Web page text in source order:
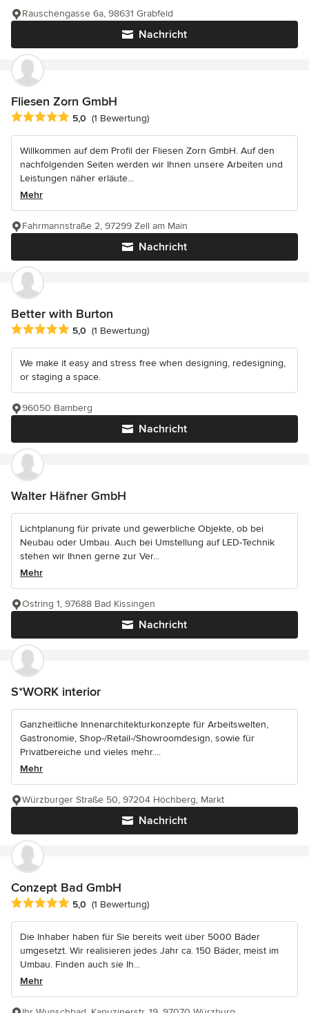
Nachricht
Rauschengasse 6a, 98631 Grabfeld
Fliesen Zorn GmbH
Durchschnittliche Bewertung: 5 von 5 Sternen
5,0 (1 Bewertung)
Willkommen auf dem Profil der Fliesen Zorn GmbH. Auf den
nachfolgenden Seiten werden wir Ihnen unsere Arbeiten und
Leistungen näher erläute...
Mehr
Nachricht
Fahrmannstraße 2, 97299 Zell am Main
Better with Burton
Durchschnittliche Bewertung: 5 von 5 Sternen
5,0 (1 Bewertung)
We make it easy and stress free when designing, redesigning,
or staging a space.
Nachricht
96050 Bamberg
Walter Häfner GmbH
Lichtplanung für private und gewerbliche Objekte, ob bei
Neubau oder Umbau. Auch bei Umstellung auf LED-Technik
stehen wir Ihnen gerne zur Ver...
Mehr
Nachricht
Ostring 1, 97688 Bad Kissingen
S*WORK interior
Ganzheitliche Innenarchitekturkonzepte für Arbeitswelten,
Gastronomie, Shop-/Retail-/Showroomdesign, sowie für
Privatbereiche und vieles mehr....
Mehr
Nachricht
Würzburger Straße 50, 97204 Höchberg, Markt
Conzept Bad GmbH
Durchschnittliche Bewertung: 5 von 5 Sternen
5,0 (1 Bewertung)
Die Inhaber haben für Sie bereits weit über 5000 Bäder
umgesetzt. Wir realisieren jedes Jahr ca. 150 Bäder, meist im
Umbau. Finden auch sie Ih...
Mehr